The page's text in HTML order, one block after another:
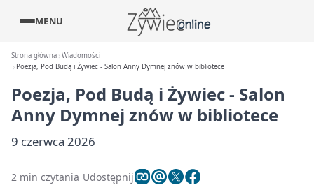
MENU
Strona główna Wiadomości
Poezja, Pod Budą i Żywiec - Salon Anny Dymnej znów w bibliotece
Poezja, Pod Budą i Żywiec - Salon
Anny Dymnej znów w bibliotece
9 czerwca 2026
2 min czytania Udostępnij